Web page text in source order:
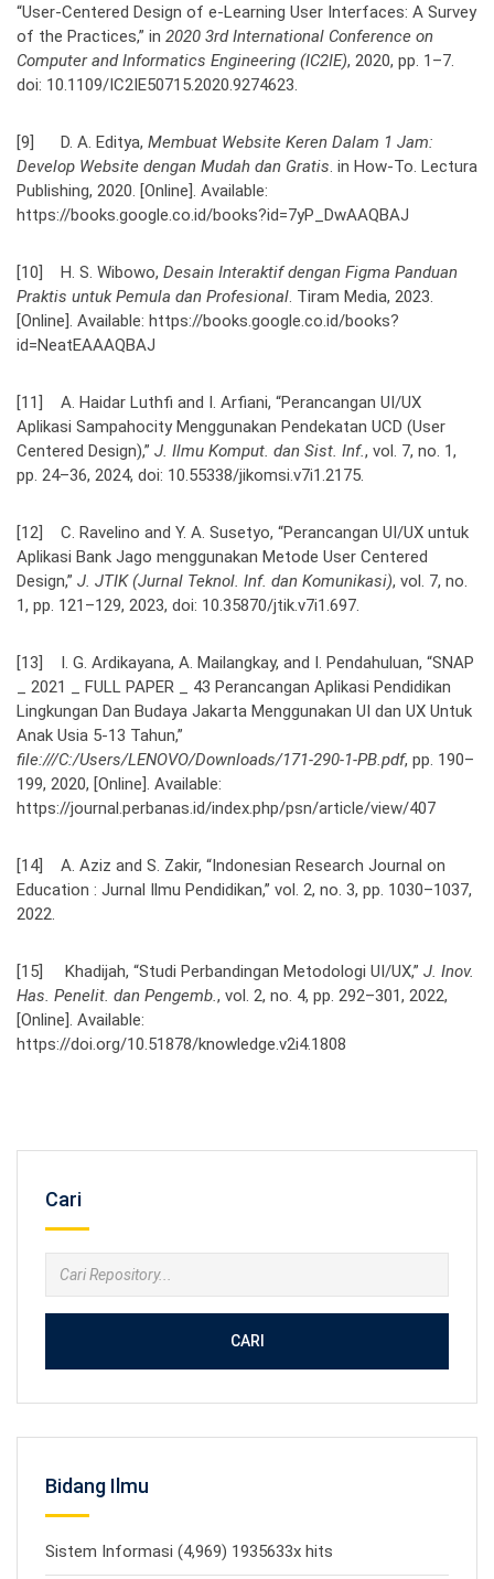
“User-Centered Design of e-Learning User Interfaces: A Survey
of the Practices,” in 2020 3rd International Conference on
Computer and Informatics Engineering (IC2IE), 2020, pp. 1–7.
doi: 10.1109/IC2IE50715.2020.9274623.
[9] D. A. Editya, Membuat Website Keren Dalam 1 Jam:
Develop Website dengan Mudah dan Gratis. in How-To. Lectura
Publishing, 2020. [Online]. Available:
https://books.google.co.id/books?id=7yP_DwAAQBAJ
[10] H. S. Wibowo, Desain Interaktif dengan Figma Panduan
Praktis untuk Pemula dan Profesional. Tiram Media, 2023.
[Online]. Available: https://books.google.co.id/books?
id=NeatEAAAQBAJ
[11] A. Haidar Luthfi and I. Arfiani, “Perancangan UI/UX
Aplikasi Sampahocity Menggunakan Pendekatan UCD (User
Centered Design),” J. Ilmu Komput. dan Sist. Inf., vol. 7, no. 1,
pp. 24–36, 2024, doi: 10.55338/jikomsi.v7i1.2175.
[12] C. Ravelino and Y. A. Susetyo, “Perancangan UI/UX untuk
Aplikasi Bank Jago menggunakan Metode User Centered
Design,” J. JTIK (Jurnal Teknol. Inf. dan Komunikasi), vol. 7, no.
1, pp. 121–129, 2023, doi: 10.35870/jtik.v7i1.697.
[13] I. G. Ardikayana, A. Mailangkay, and I. Pendahuluan, “SNAP
_ 2021 _ FULL PAPER _ 43 Perancangan Aplikasi Pendidikan
Lingkungan Dan Budaya Jakarta Menggunakan UI dan UX Untuk
Anak Usia 5-13 Tahun,”
file:///C:/Users/LENOVO/Downloads/171-290-1-PB.pdf, pp. 190–
199, 2020, [Online]. Available:
https://journal.perbanas.id/index.php/psn/article/view/407
[14] A. Aziz and S. Zakir, “Indonesian Research Journal on
Education : Jurnal Ilmu Pendidikan,” vol. 2, no. 3, pp. 1030–1037,
2022.
[15] Khadijah, “Studi Perbandingan Metodologi UI/UX,” J. Inov.
Has. Penelit. dan Pengemb., vol. 2, no. 4, pp. 292–301, 2022,
[Online]. Available:
https://doi.org/10.51878/knowledge.v2i4.1808
Cari
CARI
Bidang Ilmu
Sistem Informasi (4,969) 1935633x hits